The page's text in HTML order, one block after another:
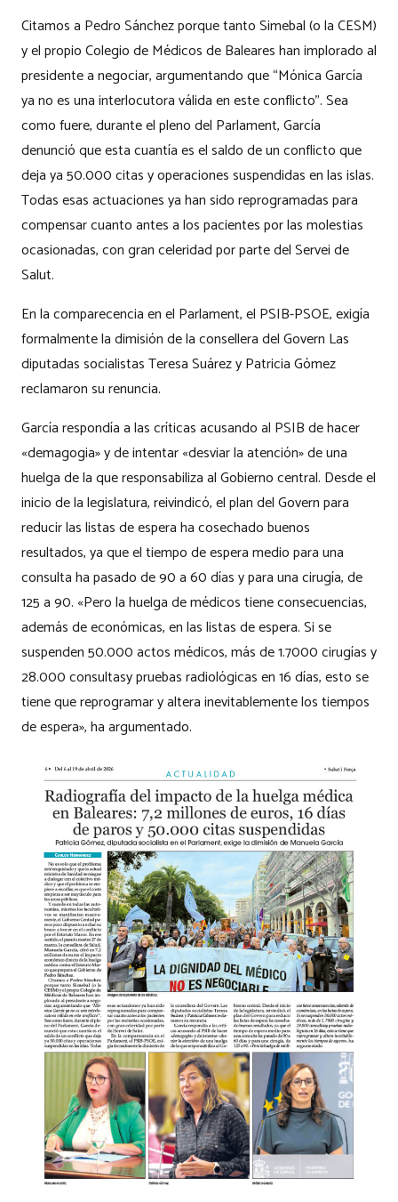
Citamos a Pedro Sánchez porque tanto Simebal (o la CESM)
y el propio Colegio de Médicos de Baleares han implorado al
presidente a negociar, argumentando que “Mónica García
ya no es una interlocutora válida en este conflicto”. Sea
como fuere, durante el pleno del Parlament, García
denunció que esta cuantía es el saldo de un conflicto que
deja ya 50.000 citas y operaciones suspendidas en las islas.
Todas esas actuaciones ya han sido reprogramadas para
compensar cuanto antes a los pacientes por las molestias
ocasionadas, con gran celeridad por parte del Servei de
Salut.
En la comparecencia en el Parlament, el PSIB-PSOE, exigía
formalmente la dimisión de la consellera del Govern Las
diputadas socialistas Teresa Suárez y Patricia Gómez
reclamaron su renuncia.
García respondía a las críticas acusando al PSIB de hacer
«demagogia» y de intentar «desviar la atención» de una
huelga de la que responsabiliza al Gobierno central. Desde el
inicio de la legislatura, reivindicó, el plan del Govern para
reducir las listas de espera ha cosechado buenos
resultados, ya que el tiempo de espera medio para una
consulta ha pasado de 90 a 60 días y para una cirugía, de
125 a 90. «Pero la huelga de médicos tiene consecuencias,
además de económicas, en las listas de espera. Si se
suspenden 50.000 actos médicos, más de 1.7000 cirugías y
28.000 consultasy pruebas radiológicas en 16 días, esto se
tiene que reprogramar y altera inevitablemente los tiempos
de espera», ha argumentado.